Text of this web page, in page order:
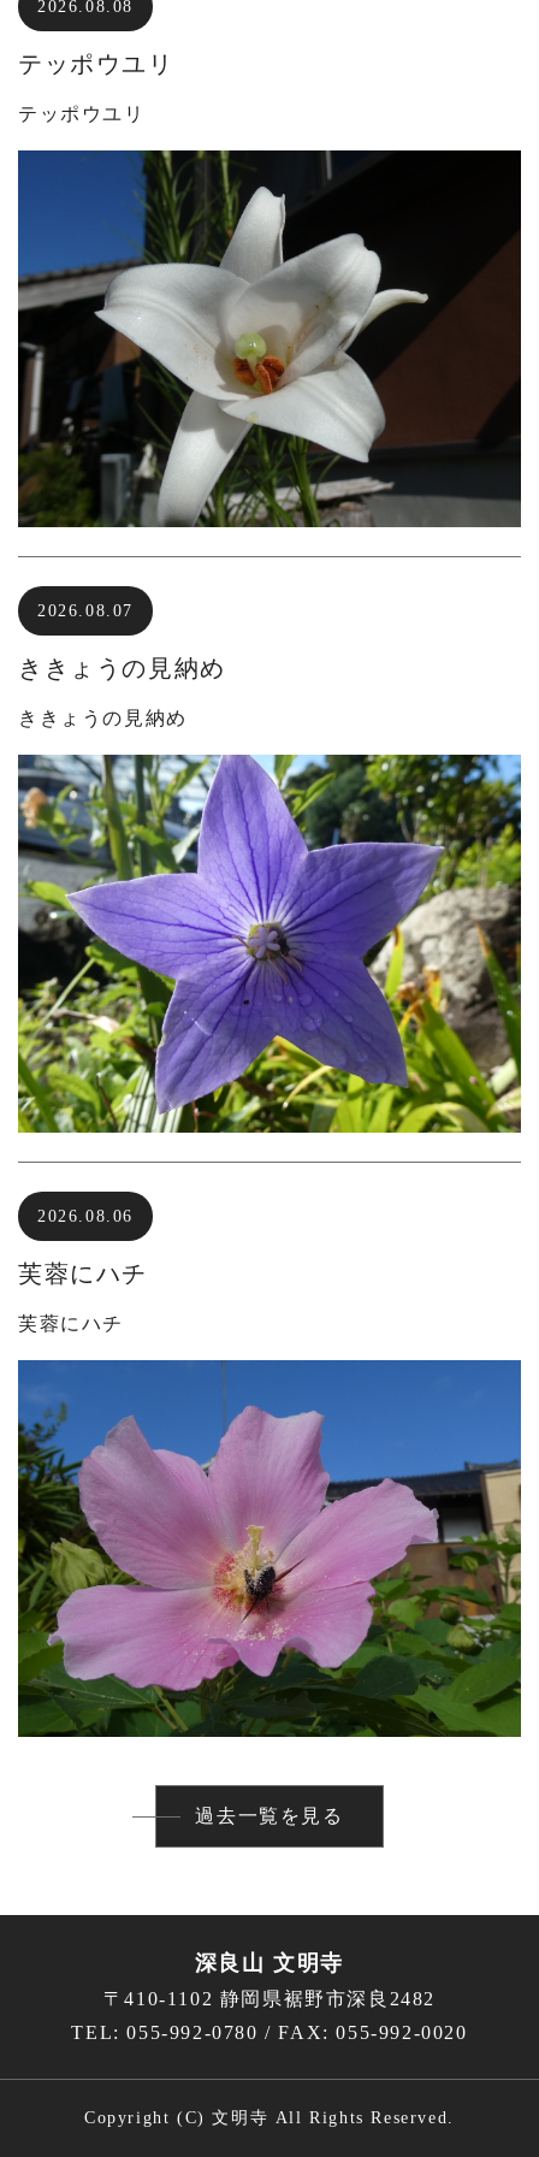
2026.08.08
テッポウユリ
テッポウユリ
2026.08.07
ききょうの見納め
ききょうの見納め
2026.08.06
芙蓉にハチ
芙蓉にハチ
過去一覧を見る
深良山 文明寺
〒410-1102 静岡県裾野市深良2482
TEL: 055-992-0780 / FAX: 055-992-0020
Copyright (C) 文明寺 All Rights Reserved.